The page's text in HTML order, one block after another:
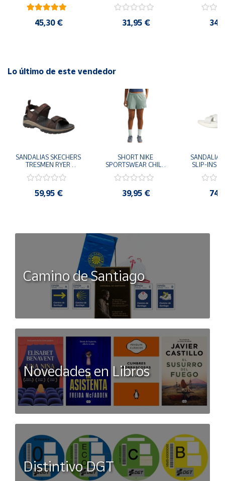
Ajuste: Ceñido Material principal: Interlock Soporte: Medio
Tirantes en forma de Y
45,30 € 31,95 €
Lo último de este vendedor
SANDALIAS SKECHERS
TRESMEN RYER
205112-CHOC
COMODAS
59,95 €
SHORT NIKE
SPORTSWEAR CHILL
006 PANTALONES
39,95 €
SANDALIAS
SLIP-INS
Camino de Santiago
Novedades en Libros
Distintivo DGT